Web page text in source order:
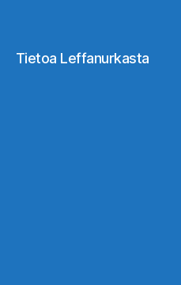
Tietoa Leffanurkasta